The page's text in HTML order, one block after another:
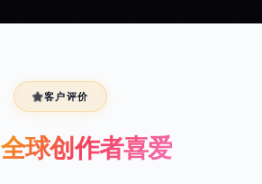
客户评价
全球创作者喜爱